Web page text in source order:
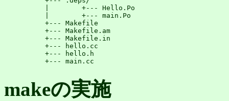
          |        +--- Hello.Po
          |        +--- main.Po
          +--- Makefile
          +--- Makefile.am
          +--- Makefile.in
          +--- hello.cc
          +--- hello.h
          +--- main.cc
makeの実施